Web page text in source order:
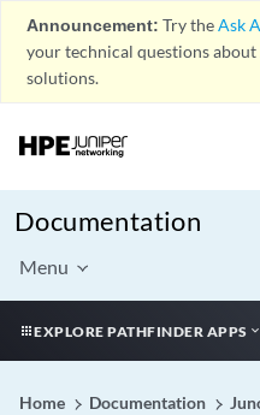
Announcement: Try theAsk
your technical questions
solutions.
Documentation
Menu
EXPLORE PATHFINDER APPS
Home Documentation